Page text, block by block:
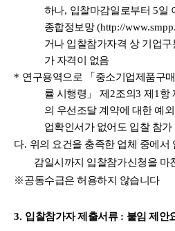
하나, 입찰마감일로부터 5일
종합정보망(http://
거나 입찰참가자격 상 기업
가 자격이 없음
* 연구용역으로 「 중소기업제품구
률 시행령 」제 2조의3제 1 항
의 우선조달 계약에 대한 예
업확인서가 없어도 입찰 참가
다. 위의 요건을 충족한 업체 중에서
감일시까지 입찰참가신청을 마
※공동수급은 허용하지 않습니다
3. 입찰참가자 제출서류 : 붙임 제안